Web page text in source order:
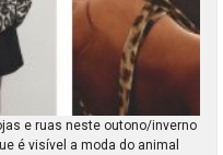
e ruas neste outono/inverno
é visível a moda do animal